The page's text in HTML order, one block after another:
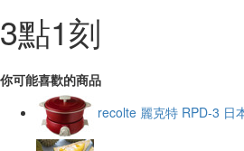
3點1刻
你可能喜歡的商品
recolte 麗克特 RPD-3 日